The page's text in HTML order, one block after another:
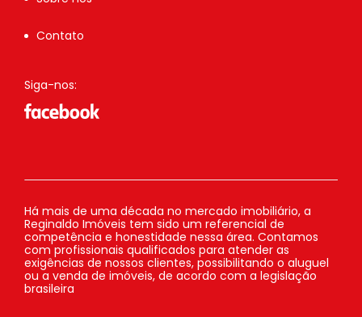
Contato
Siga-nos:
Há mais de uma década no mercado imobiliário, a
Reginaldo Imóveis tem sido um referencial de
competência e honestidade nessa área. Contamos
com profissionais qualificados para atender as
exigências de nossos clientes, possibilitando o aluguel
ou a venda de imóveis, de acordo com a legislação
brasileira